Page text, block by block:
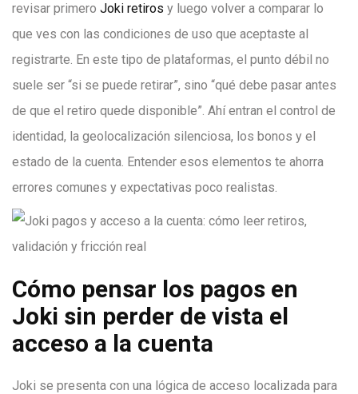
revisar primero Joki retiros y luego volver a comparar lo
que ves con las condiciones de uso que aceptaste al
registrarte. En este tipo de plataformas, el punto débil no
suele ser “si se puede retirar”, sino “qué debe pasar antes
de que el retiro quede disponible”. Ahí entran el control de
identidad, la geolocalización silenciosa, los bonos y el
estado de la cuenta. Entender esos elementos te ahorra
errores comunes y expectativas poco realistas.
Cómo pensar los pagos en
Joki sin perder de vista el
acceso a la cuenta
Joki se presenta con una lógica de acceso localizada para